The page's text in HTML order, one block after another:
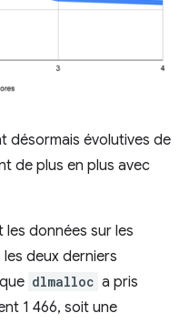
désormais évolutives de
de plus en plus avec
les données sur les
les deux derniers
dlmalloc a pris
1 466, soit une